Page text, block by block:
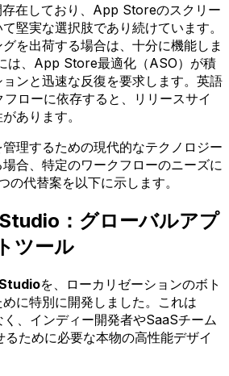
在しており、App Storeのスクリー
堅実な選択肢であり続けています。
を出荷する場合は、十分に機能しま
は、App Store最適化（ASO）が積
ンと迅速な反復を要求します。英語
ローに依存すると、リリースサイ
あります。
理するための現代的なテクノロジー
合、特定のワークフローのニーズに
の代替案を以下に示します。
：グローバルアプ
ツール
を、ローカリゼーションのボト
に特別に開発しました。これは
く、インディー開発者やSaaSチーム
ために必要な本物の高性能デザイ